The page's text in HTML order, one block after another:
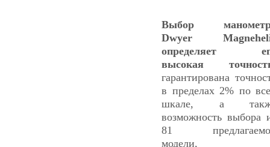
Выбор
Dwyer
определяет
высокая
гарантирована
в пределах 2% по
шкале, а
возможность выбора
81
модели,